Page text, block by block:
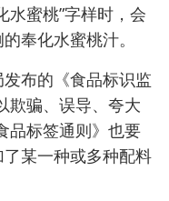
水蜜桃”字样时，会
奉化水蜜桃汁。
布的《食品标识监
欺骗、误导、夸大
品标签通则》也要
某一种或多种配料